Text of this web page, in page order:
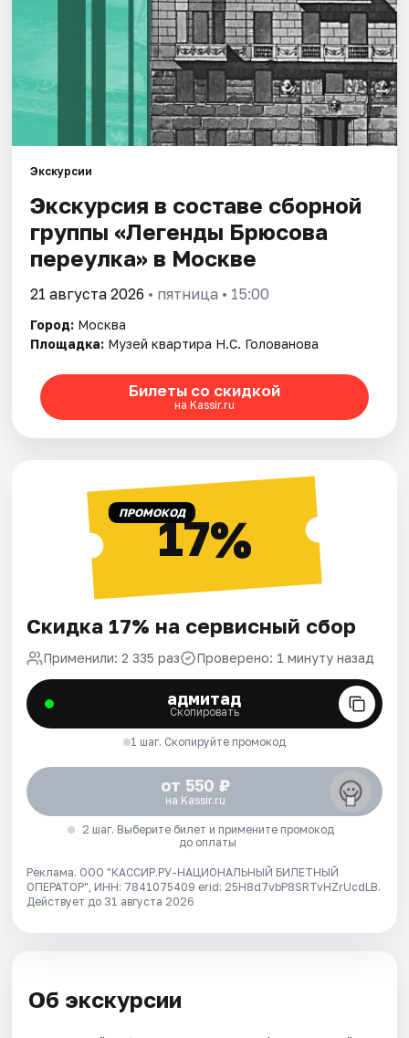
Экскурсии
Экскурсия в составе сборной
группы «Легенды Брюсова
переулка» в Москве
21 августа 2026 • пятница • 15:00
Город: Москва
Площадка: Музей квартира Н.С. Голованова
Билеты со скидкой
на Kassir.ru
ПРОМОКОД17%
Скидка 17% на сервисный сбор
Применили: 2 335 раз Проверено: 1 минуту назад
адмитад
Скопировать
1 шаг. Скопируйте промокод
от 550 ₽
на Kassir.ru
2 шаг. Выберите билет и примените промокод
до оплаты
Реклама. ООО "КАССИР.РУ-НАЦИОНАЛЬНЫЙ БИЛЕТНЫЙ
ОПЕРАТОР", ИНН: 7841075409 erid: 25H8d7vbP8SRTvHZrUcdLB.
Действует до 31 августа 2026
Об экскурсии